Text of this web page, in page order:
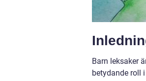
Barn leksaker
betydande roll